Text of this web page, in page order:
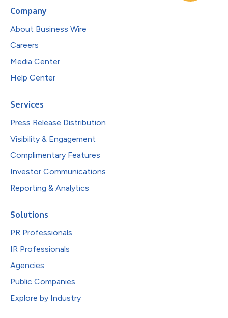
Company
About Business Wire
Careers
Media Center
Help Center
Services
Press Release Distribution
Visibility & Engagement
Complimentary Features
Investor Communications
Reporting & Analytics
Solutions
PR Professionals
IR Professionals
Agencies
Public Companies
Explore by Industry